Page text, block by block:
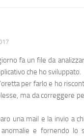
fa un file da
che ho sviluppato.
per farlo e ho
ma da correggere
una mail e la invio a
e fornendo lo